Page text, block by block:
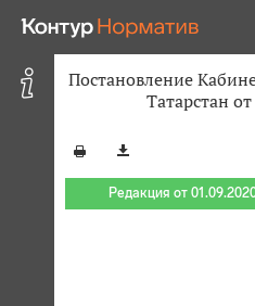
Постановление
Татарстан
Редакция от